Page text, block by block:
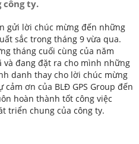
công ty.
gửi lời chúc mừng đến những
sắc trong tháng 9 vừa qua.
tháng cuối cùng của năm
và đang đặt ra cho mình những
danh thay cho lời chúc mừng
ơn của BLĐ GPS Group đến
hoàn thành tốt công việc
triển chung của công ty.